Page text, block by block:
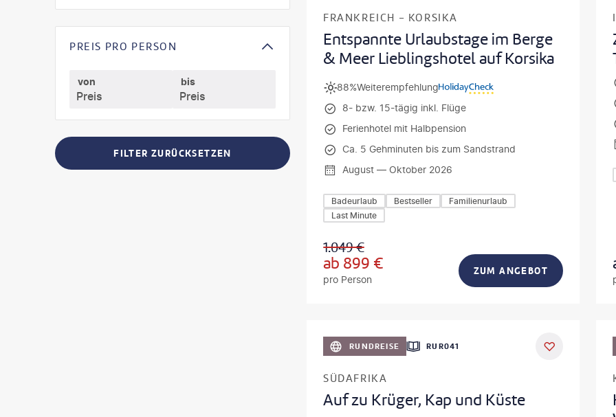
PREIS PRO PERSON
von bis
FILTER ZURÜCKSETZEN
FRANKREICH - KORSIKA
Entspannte Urlaubstage im Berge
& Meer Lieblingshotel auf Korsika
Weiterempfehlung
88%
8- bzw. 15-tägig inkl. Flüge
Ferienhotel mit Halbpension
Ca. 5 Gehminuten bis zum Sandstrand
August — Oktober 2026
Badeurlaub Bestseller
Familienurlaub
Last Minute
1.049€
ab 899 €
pro Person
ZUM ANGEBOT
DEAL
RUNDREISE RUR041
SÜDAFRIKA
Auf zu Krüger, Kap und Küste